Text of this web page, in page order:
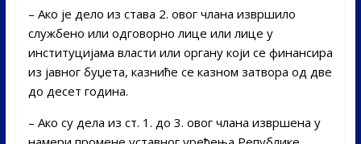
– Ако је дело из става 2. овог члана извршило
службено или одговорно лице или лице у
институцијама власти или органу који се финансира
из јавног буџета, казниће се казном затвора од две
до десет година.
– Ако су дела из ст. 1. до 3. овог члана извршена у